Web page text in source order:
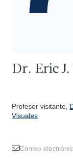
Dr. Eric
Profesor visitante,
Visuales
Correo